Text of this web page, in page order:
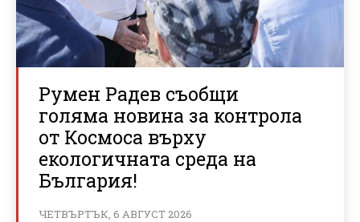
Румен Радев съобщи
голяма новина за контрола
от Космоса върху
екологичната среда на
България!
ЧЕТВЪРТЪК, 6 АВГУСТ 2026